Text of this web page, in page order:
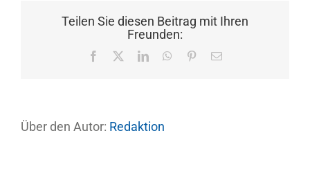
Teilen Sie diesen Beitrag mit Ihren
Freunden:
Facebook LinkedInWhatsApp
Pinterest
E-
Über den Autor: Redaktion